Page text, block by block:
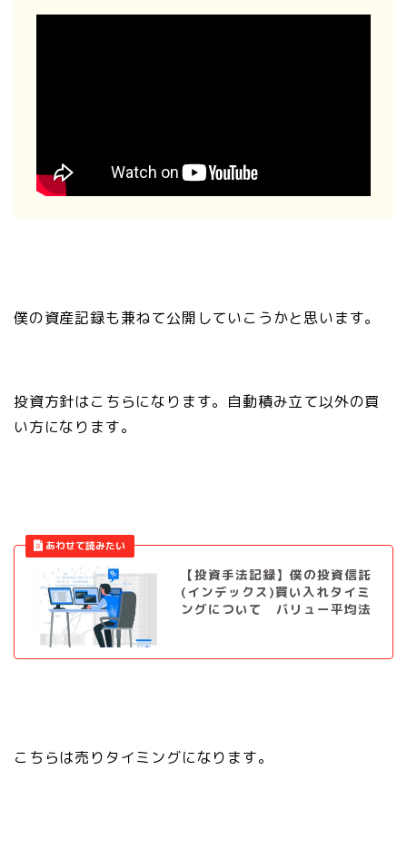
僕の資産記録も兼ねて公開していこうかと思います。
投資方針はこちらになります。自動積み立て以外の買
い方になります。
【投資手法記録】僕の投資信託
(インデックス)買い入れタイミ
ングについて バリュー平均法
こちらは売りタイミングになります。